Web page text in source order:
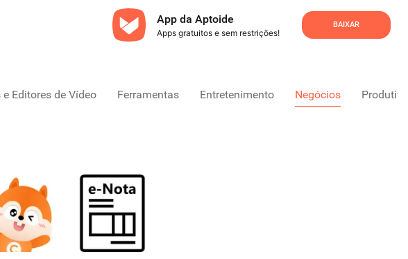
App da Aptoide
Apps gratuitos e sem restrições!
BAIXAR
Editores de Vídeo Ferramentas Entretenimento Negócios